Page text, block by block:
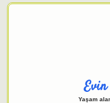
Evin
Yaşam